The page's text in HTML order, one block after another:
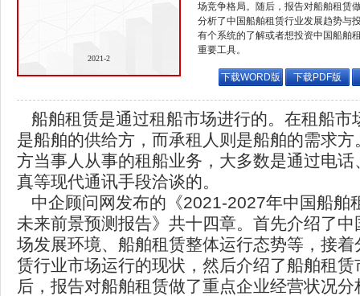
2021-2
场竞争格局。随后，报告对船舶租赁
分析了中国船舶租赁行业发展趋势与
有个系统的了解或者想投资中国船舶
重要工具。
下载WORD版 下载PDF版
船舶租赁是通过租船市场进行的。在租船市
是船舶的供给方，而承租人则是船舶的需求
方当事人从事的租船业务，大多数是通过电
真等现代通讯手段洽谈的。
中企顾问网发布的《2021-2027年中国船舶
未来前景预测报告》共十四章。首先介绍了
场发展环境、船舶租赁整体运行态势等，接
赁行业市场运行的现状，然后介绍了船舶租
后，报告对船舶租赁做了重点企业经营状况